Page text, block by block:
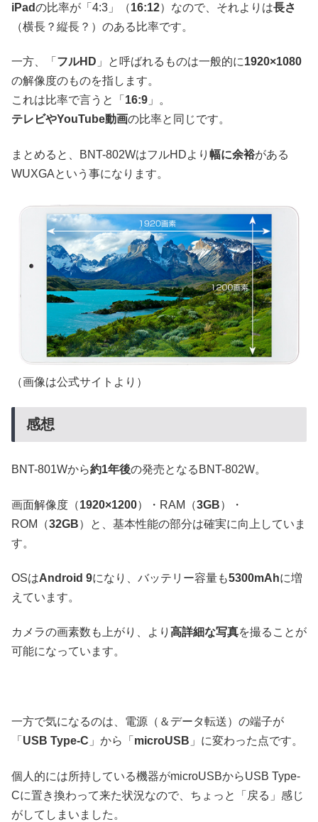
iPadの比率が「4:3」（16:12）なので、それよりは長さ
（横長？縦長？）のある比率です。
一方、「 フルHD 」と呼ばれるものは一般的に1920×1080
の解像度のものを指します。
これは比率で言うと「 16:9 」。
テレビやYouTube動画の比率と同じです。
まとめると、BNT-802WはフルHDより 幅に余裕がある
WUXGAという事になります。
（画像は公式サイトより）
感想
BNT-801Wから約1年後の発売となるBNT-802W。
画面解像度（1920×1200）・RAM（3GB）・
ROM（32GB）と、基本性能の部分は確実に向上していま
す。
OSはAndroid 9になり、バッテリー容量も5300mAhに増
えています。
カメラの画素数も上がり、より 高詳細な写真を撮ることが
可能になっています。
一方で気になるのは、電源（＆データ転送）の端子が
「 USB Type-C 」から「 microUSB 」に変わった点です。
個人的には所持している機器がmicroUSBからUSB Type-
Cに置き換わって来た状況なので、ちょっと「戻る」感じ
がしてしまいました。